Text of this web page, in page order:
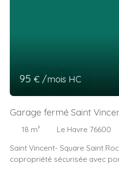
95 € /mois HC
Garage fermé Saint
18 m² Le Havre 76600
Saint Vincent- Square Saint
copropriété sécurisée avec